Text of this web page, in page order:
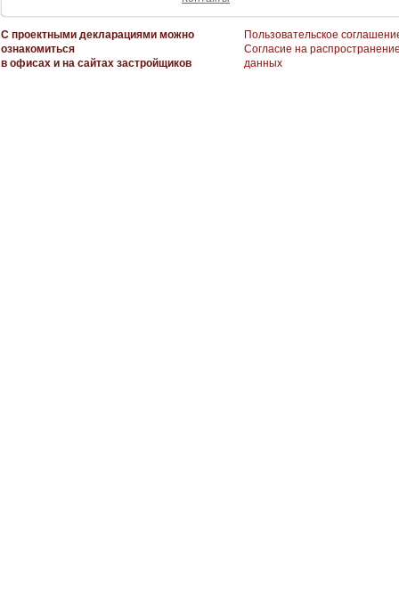
С проектными декларациями можно
ознакомиться
в офисах и на сайтах застройщиков
Пользовательское
Согласие на
данных